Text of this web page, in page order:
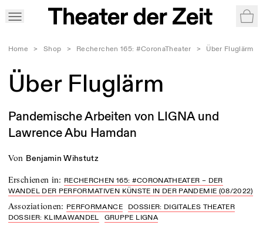
Home > Shop > Recherchen 165: #CoronaTheater > Über Fluglärm
Über Fluglärm
Pandemische Arbeiten von LIGNA und
Lawrence Abu Hamdan
von Benjamin Wihstutz
Erschienen in: RECHERCHEN 165: #CORONATHEATER – DER
WANDEL DER PERFORMATIVEN KÜNSTE IN DER PANDEMIE (08/2022)
Assoziationen: PERFORMANCE
DOSSIER: DIGITALES THEATER
DOSSIER: KLIMAWANDEL
GRUPPE LIGNA